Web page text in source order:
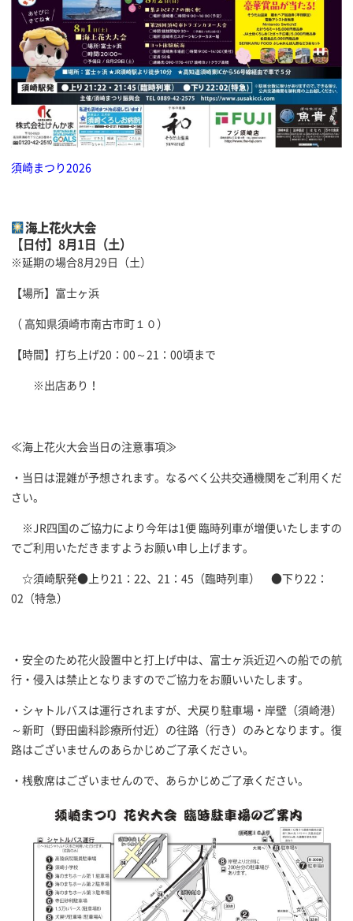
須崎まつり2026
海上花火大会
【日付】8月1日（土）
※延期の場合8月29日（土）
【場所】富士ヶ浜
（ 高知県須崎市南古市町１０）
【時間】打ち上げ20：00～21：00頃まで
※出店あり！
≪海上花火大会当日の注意事項≫
・当日は混雑が予想されます。なるべく公共交通機関をご利用くだ
さい。
※JR四国のご協力により今年は1便 臨時列車が増便いたしますの
でご利用いただきますようお願い申し上げます。
☆須崎駅発●上り21：22、21：45（臨時列車） ●下り22：
02（特急）
・安全のため花火設置中と打上げ中は、富士ヶ浜近辺への船での航
行・侵入は禁止となりますのでご協力をお願いいたします。
・シャトルバスは運行されますが、犬戻り駐車場・岸壁（須崎港）
～新町（野田歯科診療所付近）の往路（行き）のみとなります。復
路はございませんのあらかじめご了承ください。
・桟敷席はございませんので、あらかじめご了承ください。